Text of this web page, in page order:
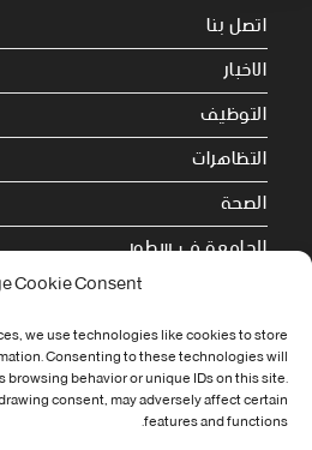
Cookie Consent
we use technologies like cookies to store
Consenting to these technologies will
browsing behavior or unique IDs on this site.
consent, may adversely affect certain
features and functions.
اتصل بنا
الاخبار
التوظيف
التظاهرات
الصحة
الجامعة في سطور
Cookie Policy (EU)
معلومات الاتصال
Address:
جامعة العربي التبسي طريق